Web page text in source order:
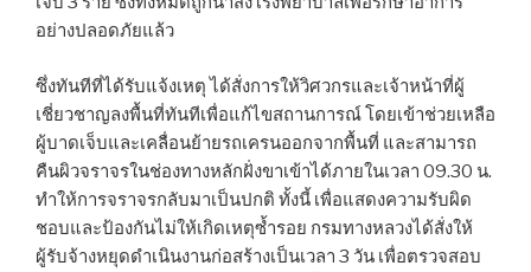
อย่างปลอดภัยแล้ว
ซึ่งทันทีที่ได้รับแจ้งเหตุ ได้สั่งการให้วิศวกรและเจ้าหน้าที่ผู้
เชี่ยวชาญลงพื้นที่ทันทีเพื่อแก้ไขสถานการณ์ โดยเข้าช่วยเหลือ
ผู้บาดเจ็บและเคลื่อนย้ายรถเครนออกจากพื้นที่ และสามารถ
คืนผิวจราจรในช่องทางหลักฝั่งขาเข้าได้ภายในเวลา 09.30 น.
ทำให้การจราจรกลับมาเป็นปกติ ทั้งนี้ เพื่อแสดงความรับผิด
ชอบและป้องกันไม่ให้เกิดเหตุซ้ำรอย กรมทางหลวงได้สั่งให้
ผู้รับจ้างหยุดดำเนินงานก่อสร้างเป็นเวลา 3 วัน เพื่อตรวจสอบ